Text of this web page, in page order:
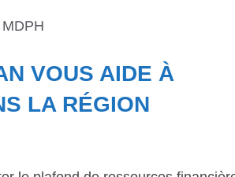
VOUS AIDE À
LA RÉGION